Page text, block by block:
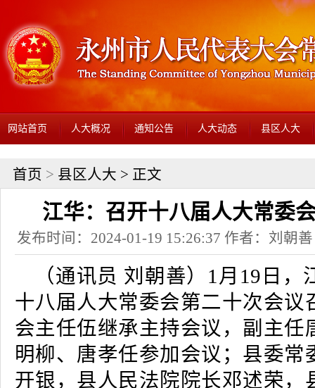
网站首页 人大概况 通知公告 人大动态 县区人大
首页 > 县区人大 > 正文
江华：召开十八届人大常委
发布时间：2024-01-19 15:26:37 作者：刘朝
（通讯员 刘朝善）1月19日
十八届人大常委会第二十次会议
会主任伍继承主持会议，副主任
明柳、唐孝任参加会议；县委常
开银，县人民法院院长邓述荣，